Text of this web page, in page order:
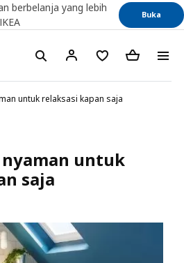
untuk relaksasi kapan saja
untuk
saja
berbelanja yang lebih
Buka